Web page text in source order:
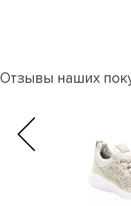
Отзывы наших